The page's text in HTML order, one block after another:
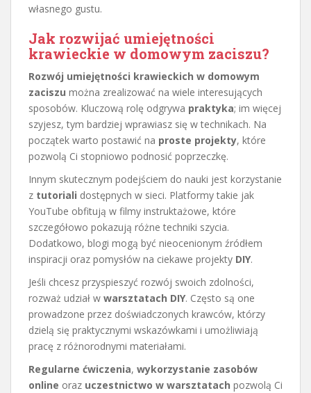
własnego gustu.
Jak rozwijać umiejętności
krawieckie w domowym zaciszu?
Rozwój umiejętności krawieckich w domowym
zaciszu można zrealizować na wiele interesujących
sposobów. Kluczową rolę odgrywa praktyka; im więcej
szyjesz, tym bardziej wprawiasz się w technikach. Na
początek warto postawić na proste projekty, które
pozwolą Ci stopniowo podnosić poprzeczkę.
Innym skutecznym podejściem do nauki jest korzystanie
z tutoriali dostępnych w sieci. Platformy takie jak
YouTube obfitują w filmy instruktażowe, które
szczegółowo pokazują różne techniki szycia.
Dodatkowo, blogi mogą być nieocenionym źródłem
inspiracji oraz pomysłów na ciekawe projekty DIY.
Jeśli chcesz przyspieszyć rozwój swoich zdolności,
rozważ udział w warsztatach DIY. Często są one
prowadzone przez doświadczonych krawców, którzy
dzielą się praktycznymi wskazówkami i umożliwiają
pracę z różnorodnymi materiałami.
Regularne ćwiczenia, wykorzystanie zasobów
online oraz uczestnictwo w warsztatach pozwolą Ci